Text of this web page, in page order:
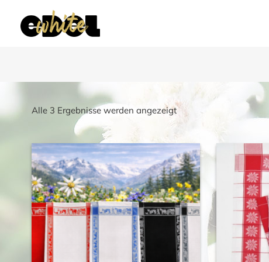
Alle 3 Ergebnisse werden angezeigtNach
sortiert